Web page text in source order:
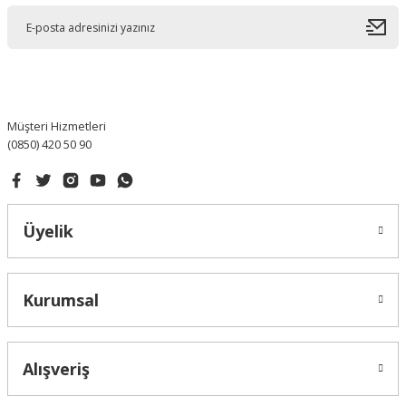
Müşteri Hizmetleri
(0850) 420 50 90
Üyelik
Kurumsal
Alışveriş